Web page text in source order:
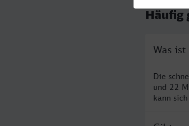
Häufig
Was
Die
und 22
kann